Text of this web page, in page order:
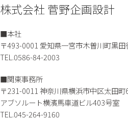
株式会社 菅野企画設計
■本社
〒493-0001 愛知県一宮市木曽川町黒
TEL.0586-84-2003
■関東事務所
〒231-0011 神奈川県横浜市中区太田町
アブソルート横濱馬車道ビル403号室
TEL.045-264-9160